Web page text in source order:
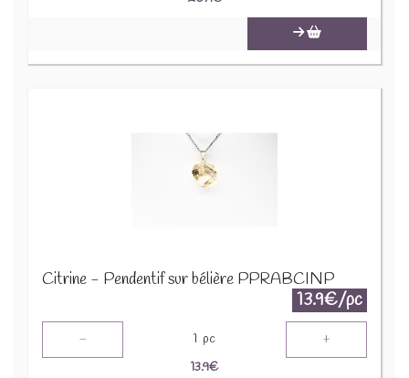
Citrine - Pendentif sur bélière PPRABCINP
13.9€/pc
- 1 pc +
13.9€